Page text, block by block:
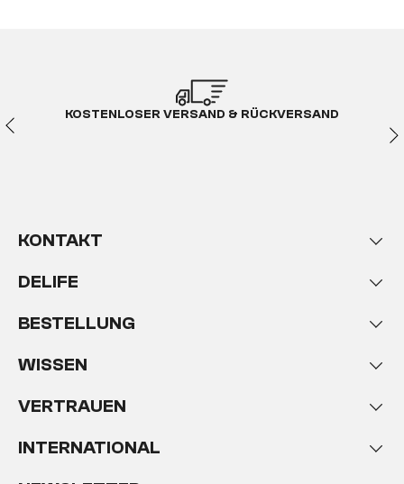
KOSTENLOSER VERSAND & RÜCKVERSAND
KONTAKT
DELIFE
BESTELLUNG
WISSEN
VERTRAUEN
INTERNATIONAL